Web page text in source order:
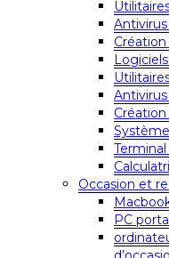
Occasion et
PC